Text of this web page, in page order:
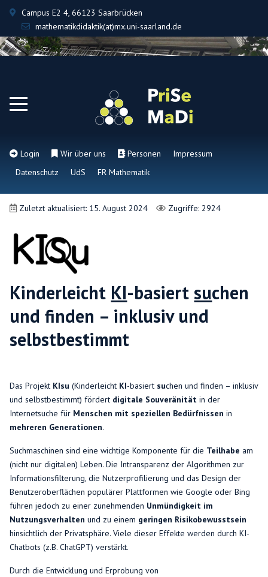
Campus E2 4, 66123 Saarbrücken
mathematikdidaktik(at)mx.uni-saarland.de
Login Wir über uns Personen
Impressum
Datenschutz
UdS FR Mathematik
Zuletzt aktualisiert: 15. August 2024 Zugriffe: 2924
Kinderleicht KI-basiertsuchen
und finden – inklusiv und
selbstbestimmt
Das Projekt KIsu(Kinderleicht KI-basiert suchen und finden – inklusiv
und selbstbestimmt) fördert digitale Souveränität in der
Internetsuche für Menschen mit speziellen Bedürfnissen in
mehreren Generationen.
Suchmaschinen sind eine wichtige Komponente für die Teilhabe am
(nicht nur digitalen) Leben. Die Intransparenz der Algorithmen zur
Informationsfilterung, die Nutzerprofilierung und das Design der
Benutzeroberflächen populärer Plattformen wie Google oder Bing
führen jedoch zu einer zunehmenden Unmündigkeit im
Nutzungsverhalten und zu einem geringen Risikobewusstsein
hinsichtlich der Privatsphäre. Viele dieser Effekte werden durch KI-
Chatbots (z.B. ChatGPT) verstärkt.
Durch die Entwicklung und Erprobung von